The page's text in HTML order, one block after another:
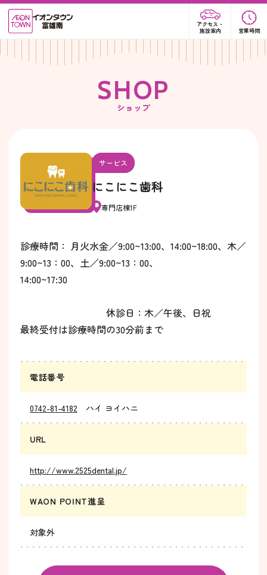
アクセス・
施設案内
営業時間
SHOP
ショップ
サービス
にこにこ歯科
専門店棟1F
診療時間： 月火水金／9:00~13:00、14:00~18:00、木／
9:00~13：00、土／9:00~13：00、
14:00~17:30
休診日：木／午後、日祝
最終受付は診療時間の30分前まで
電話番号
0742-81-4182 ハイ ヨイハニ
URL
http://www.2525dental.jp/
WAON POINT進呈
対象外